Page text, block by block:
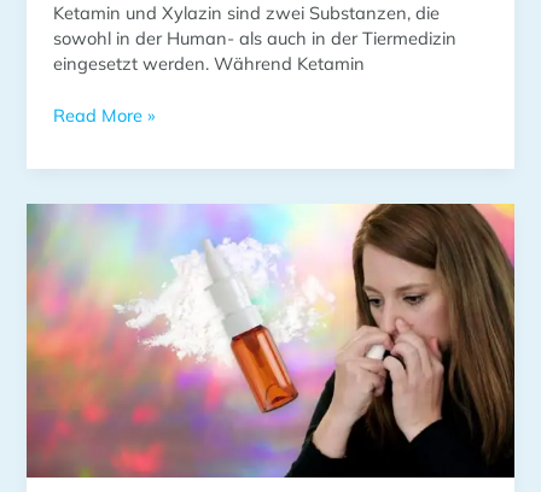
Ketamin und Xylazin sind zwei Substanzen, die
sowohl in der Human- als auch in der Tiermedizin
eingesetzt werden. Während Ketamin
Read More »
Antidepressiva
Wechselwirkungen:
Ein
umfassender
Leitfaden